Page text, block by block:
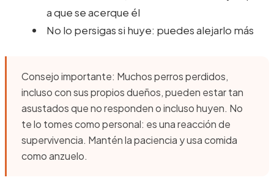
a que se acerque él
No lo persigas si huye: puedes alejarlo más
Consejo importante: Muchos perros perdidos,
incluso con sus propios dueños, pueden estar tan
asustados que no responden o incluso huyen. No
te lo tomes como personal: es una reacción de
supervivencia. Mantén la paciencia y usa comida
como anzuelo.